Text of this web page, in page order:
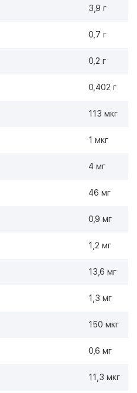
3,9 г
0,7 г
0,2 г
0,402 г
113 мкг
1 мкг
4 мг
46 мг
0,9 мг
1,2 мг
13,6 мг
1,3 мг
150 мкг
0,6 мг
11,3 мкг